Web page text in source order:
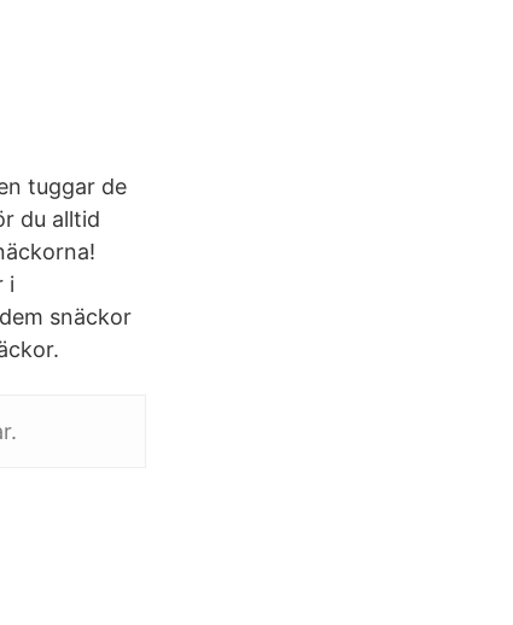
tuggar de
du alltid
i
snäckor